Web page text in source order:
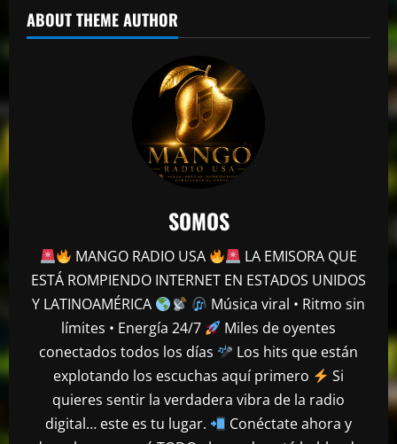
ABOUT THEME AUTHOR
SOMOS
MANGO RADIO USA
LA EMISORA QUE
ESTÁ ROMPIENDO INTERNET EN ESTADOS UNIDOS
Y LATINOAMÉRICA
Música viral • Ritmo sin
límites • Energía 24/7
Miles de oyentes
conectados todos los días
Los hits que están
explotando los escuchas aquí primero
Si
quieres sentir la verdadera vibra de la radio
digital… este es tu lugar.
Conéctate ahora y
mango radio usa
Escolta presidencial se accidenta y deja
tres heridos en Puerto Plata
abril 27, 2026
mango radio usa
Comunicador propina bofetada al padre
de una víctima del Jet Set en el Palacio
de Justicia